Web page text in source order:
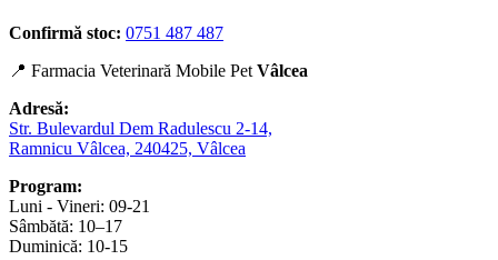
Confirmă stoc: 0751 487 487
📍 Farmacia Veterinară Mobile Pet Vâlcea
Adresă:
Str. Bulevardul Dem Radulescu 2-14,
Ramnicu Vâlcea, 240425, Vâlcea
Program:
Luni - Vineri: 09-21
Sâmbătă: 10–17
Duminică: 10-15